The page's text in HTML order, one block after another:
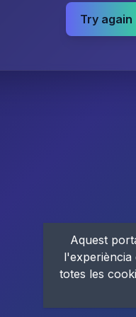
Try again
Aquest
l'experiència
totes les